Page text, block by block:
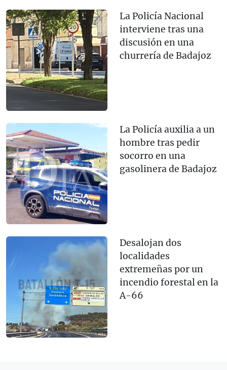
La Policía Nacional
interviene tras una
discusión en una
churrería de Badajoz
La Policía auxilia a un
hombre tras pedir
socorro en una
gasolinera de Badajoz
Desalojan dos
localidades
extremeñas por un
incendio forestal en la
A-66